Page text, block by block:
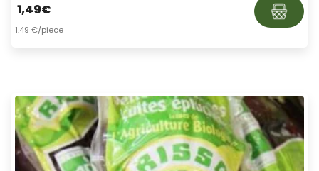
1,49€
1.49 €/piece